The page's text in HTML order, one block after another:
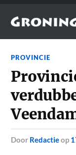
PROVINCIE
door Redactieop